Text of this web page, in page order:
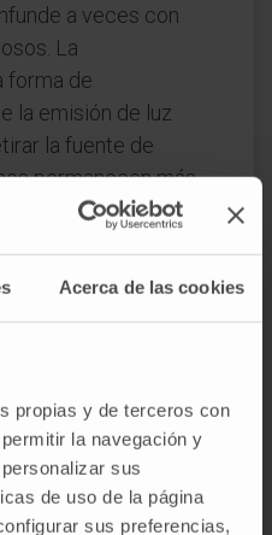
Acerca de las cookies
propias y de terceros con
la navegación y
sus
de uso de la página
sus preferencias,
a veces con
La
forma de
la emisión de luz
la fuente de
permanecen más
por un
que "brillan en
las luciérnagas o
reacciones
de radiación
produce
química sin